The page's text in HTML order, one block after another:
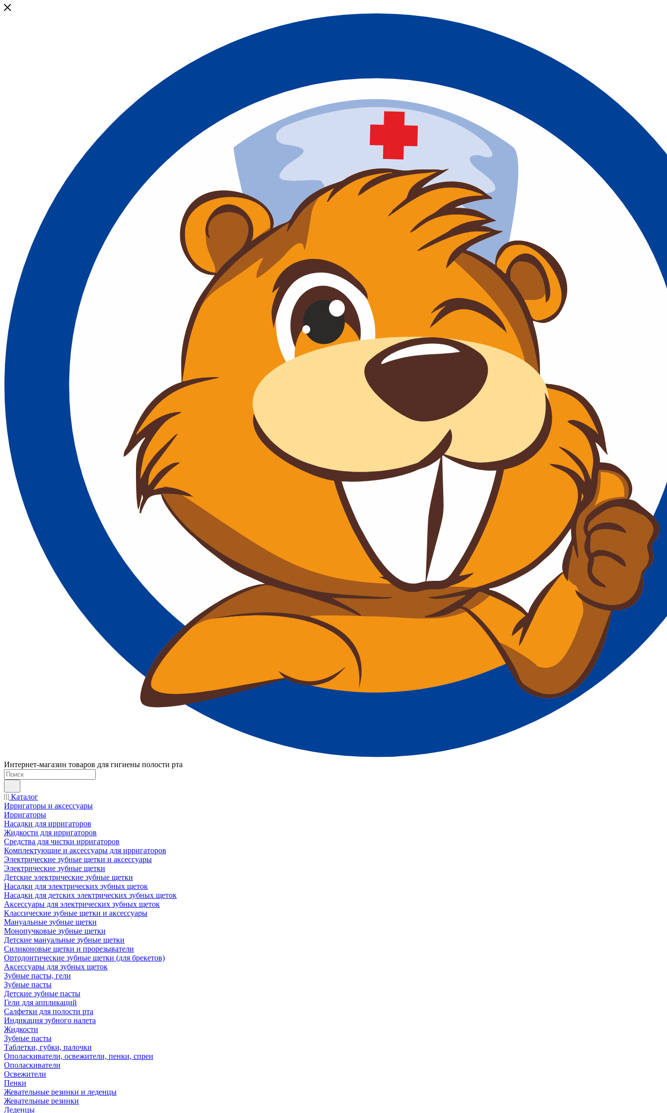
Интернет-магазин товаров для гигиены полости рта
Каталог
Ирригаторы и аксессуары
Ирригаторы
Насадки для ирригаторов
Жидкости для ирригаторов
Средства для чистки ирригаторов
Комплектующие и аксессуары для ирригаторов
Электрические зубные щетки и аксессуары
Электрические зубные щетки
Детские электрические зубные щетки
Насадки для электрических зубных щеток
Насадки для детских электрических зубных щеток
Аксессуары для электрических зубных щеток
Классические зубные щетки и аксессуары
Мануальные зубные щетки
Монопучковые зубные щетки
Детские мануальные зубные щетки
Силиконовые щетки и прорезыватели
Ортодонтические зубные щетки (для брекетов)
Аксессуары для зубных щеток
Зубные пасты, гели
Зубные пасты
Детские зубные пасты
Гели для аппликаций
Салфетки для полости рта
Индикация зубного налета
Жидкости
Зубные пасты
Таблетки, губки, палочки
Ополаскиватели, освежители, пенки, спреи
Ополаскиватели
Освежители
Пенки
Жевательные резинки и леденцы
Жевательные резинки
Леденцы